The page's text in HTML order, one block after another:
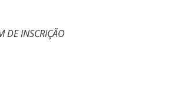
DE INSCRIÇÃO